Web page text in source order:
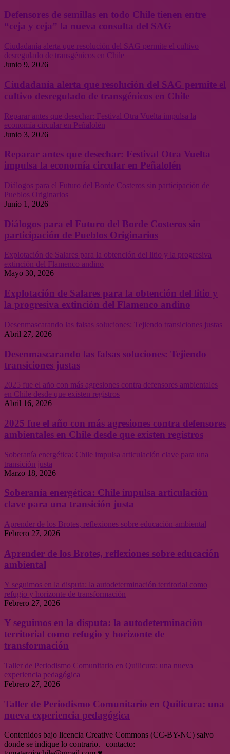
Defensores de semillas en todo Chile tienen entre
“ceja y ceja” la nueva consulta del SAG
Ciudadanía alerta que resolución del SAG permite el cultivo
desregulado de transgénicos en Chile
Junio 9, 2026
Ciudadanía alerta que resolución del SAG permite el
cultivo desregulado de transgénicos en Chile
Reparar antes que desechar: Festival Otra Vuelta impulsa la
economía circular en Peñalolén
Junio 3, 2026
Reparar antes que desechar: Festival Otra Vuelta
impulsa la economía circular en Peñalolén
Diálogos para el Futuro del Borde Costeros sin participación de
Pueblos Originarios
Junio 1, 2026
Diálogos para el Futuro del Borde Costeros sin
participación de Pueblos Originarios
Explotación de Salares para la obtención del litio y la progresiva
extinción del Flamenco andino
Mayo 30, 2026
Explotación de Salares para la obtención del litio y
la progresiva extinción del Flamenco andino
Desenmascarando las falsas soluciones: Tejiendo transiciones justas
Abril 27, 2026
Desenmascarando las falsas soluciones: Tejiendo
transiciones justas
2025 fue el año con más agresiones contra defensores ambientales
en Chile desde que existen registros
Abril 16, 2026
2025 fue el año con más agresiones contra defensores
ambientales en Chile desde que existen registros
Soberanía energética: Chile impulsa articulación clave para una
transición justa
Marzo 18, 2026
Soberanía energética: Chile impulsa articulación
clave para una transición justa
Aprender de los Brotes, reflexiones sobre educación ambiental
Febrero 27, 2026
Aprender de los Brotes, reflexiones sobre educación
ambiental
Y seguimos en la disputa: la autodeterminación territorial como
refugio y horizonte de transformación
Febrero 27, 2026
Y seguimos en la disputa: la autodeterminación
territorial como refugio y horizonte de
transformación
Taller de Periodismo Comunitario en Quilicura: una nueva
experiencia pedagógica
Febrero 27, 2026
Taller de Periodismo Comunitario en Quilicura: una
nueva experiencia pedagógica
Contenidos bajo licencia Creative Commons (CC-BY-NC) salvo
donde se indique lo contrario. | contacto: